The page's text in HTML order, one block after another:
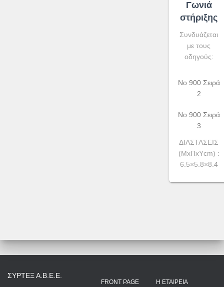
Γωνιά
στήριξης
Συνδυάζεται
με τους
οδηγούς:
No 900 Σειρά
2
Νο 900 Σειρά
3
ΔΙΑΣΤΑΣΕΙΣ
(ΜxΠxΥcm) :
6.5×5.8×8.4
ΣΥΡΤΕΞ Α.Β.Ε.Ε.
FRONT PAGE Η ΕΤΑΙΡΕΊΑ